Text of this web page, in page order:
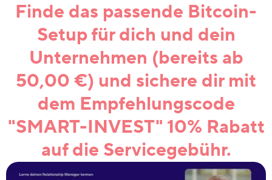
Finde das passende Bitcoin-
Setup für dich und dein
Unternehmen (bereits ab
50,00 €) und sichere dir mit
dem Empfehlungscode
"SMART-INVEST" 10% Rabatt
auf die Servicegebühr.